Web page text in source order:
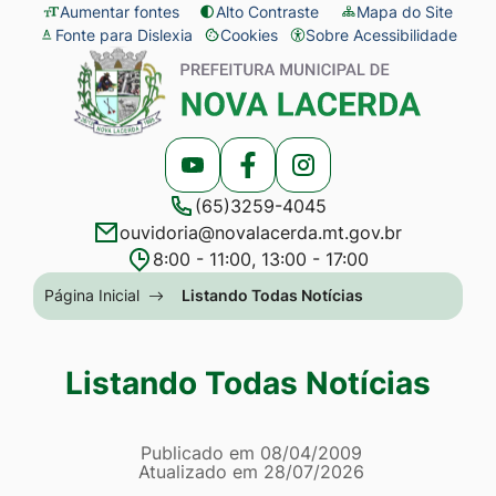
Seção
de
atalhos
acessibilidade
Ir
para
conteúdo
menu
[alt+2]
para
Aumentar fontes Alto Contraste
Mapa do Site
Fonte para Dislexia
Cookies
Abrir
preferências
de
cookies
Sobre Acessibilidade
Seção
menu
Acessar
a
Rede
Social
Acessar
a
Rede
Social
Acessar
a
Rede
Social
(65)3259-4045
ouvidoria@novalacerda.mt.gov.br
8:00 - 11:00, 13:00 - 17:00
Seção
do
principal
Página Inicial Listando Todas Notícias
Listando Todas Notícias
Página Listando Todas
Informações
Publicado em 08/04/2009
Atualizado em 28/07/2026